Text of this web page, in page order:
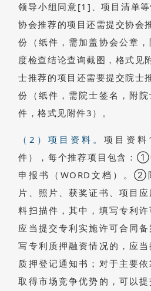
领导小组同意[1]、项目清单
协会推荐的项目还需提交协会
份（纸件，需加盖协会公章
度检查结论查询截图，格式见
士推荐的项目还需要提交院士
份（纸件，需院士签名，附
件，格式见附件3）。
（2）项目资料。项目资
件），每个推荐项目包含：①
申报书（WORD文档）。②
片、照片、获奖证书、项目
料扫描件，其中，填写专利许
应当提交专利实施许可合同
写专利质押融资情况的，应
质押登记通知书；对于主要
取得市场竞争优势的，可以